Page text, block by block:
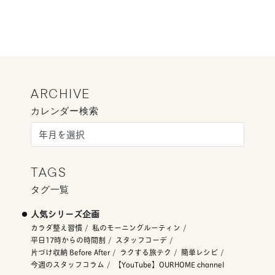
ARCHIVE
カレンダー検索
TAGS
タグ一覧
人気シリーズ企画
カラダ整え習慣
私のモーニングルーティン
平日17時からの時間割
スタッフコーデ
片づけ収納 Before After
ラクする旅テク
簡単レシピ
今週のスタッフコラム
【YouTube】OURHOME channel